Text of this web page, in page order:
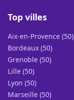
Top villes
Aix-en-Provence (50)
Bordeaux (50)
Grenoble (50)
Lille (50)
Lyon (50)
Marseille (50)